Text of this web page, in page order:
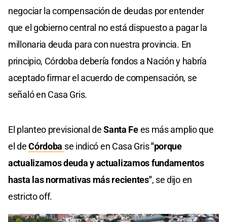
negociar la compensación de deudas por entender
que el gobierno central no está dispuesto a pagar la
millonaria deuda para con nuestra provincia. En
principio, Córdoba debería fondos a Nación y habría
aceptado firmar el acuerdo de compensación, se
señaló en Casa Gris.
El planteo previsional deSanta Fees más amplio que
el deCórdoba se indicó en Casa Gris"porque
actualizamos deuda y actualizamos fundamentos
hasta las normativas más recientes", se dijo en
estricto off.